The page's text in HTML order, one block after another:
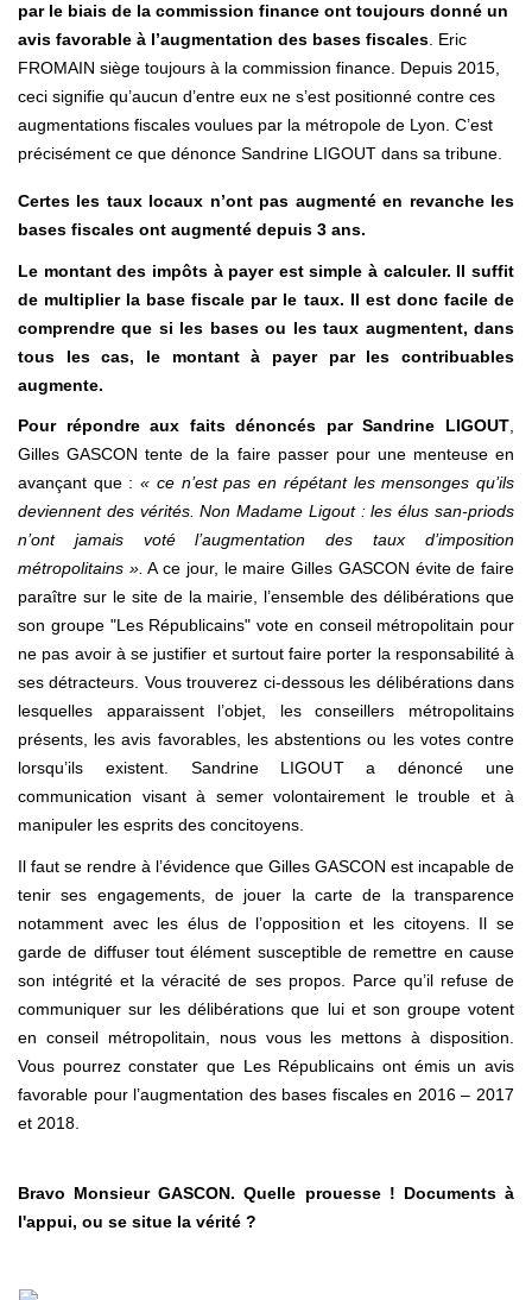
par le biais de la commission finance ont toujours donné un
avis favorable à l’augmentation des bases fiscales . Eric
FROMAIN siège toujours à la commission finance. Depuis 2015,
ceci signifie qu’aucun d’entre eux ne s’est positionné contre ces
augmentations fiscales voulues par la métropole de Lyon. C’est
précisément ce que dénonce Sandrine LIGOUT dans sa tribune.
Certes les taux locaux n’ont pas augmenté en revanche les
bases fiscales ont augmenté depuis 3 ans.
Le montant des impôts à payer est simple à calculer. Il suffit
de multiplier la base fiscale par le taux. Il est donc facile de
comprendre que si les bases ou les taux augmentent, dans
tous les cas, le montant à payer par les contribuables
augmente.
Pour répondre aux faits dénoncés par Sandrine LIGOUT,
Gilles GASCON tente de la faire passer pour une menteuse en
avançant que :« ce n’est pas en répétant les mensonges qu’ils
deviennent des vérités. Non Madame Ligout : les élus san-priods
n’ont jamais voté l’augmentation des taux d’imposition
métropolitains ». A ce jour, le maire Gilles GASCON évite de faire
paraître sur le site de la mairie, l’ensemble des délibérations que
son groupe "Les Républicains" vote en conseil métropolitain pour
ne pas avoir à se justifier et surtout faire porter la responsabilité à
ses détracteurs. Vous trouverez ci-dessous les délibérations dans
lesquelles apparaissent l’objet, les conseillers métropolitains
présents, les avis favorables, les abstentions ou les votes contre
lorsqu’ils existent. Sandrine LIGOUT a dénoncé une
communication visant à semer volontairement le trouble et à
manipuler les esprits des concitoyens.
Il faut se rendre à l’évidence que Gilles GASCON est incapable de
tenir ses engagements, de jouer la carte de la transparence
notamment avec les élus de l’opposition et les citoyens. Il se
garde de diffuser tout élément susceptible de remettre en cause
son intégrité et la véracité de ses propos. Parce qu’il refuse de
communiquer sur les délibérations que lui et son groupe votent
en conseil métropolitain, nous vous les mettons à disposition.
Vous pourrez constater que Les Républicains ont émis un avis
favorable pour l’augmentation des bases fiscales en 2016 – 2017
et 2018.
Bravo Monsieur GASCON. Quelle prouesse ! Documents à
l'appui, ou se situe la vérité ?